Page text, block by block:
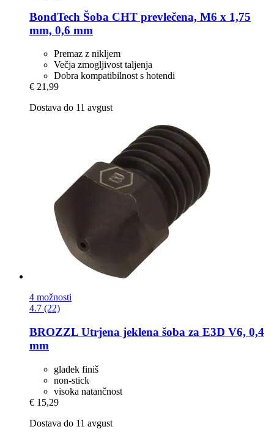
BondTech Šoba CHT prevlečena, M6 x 1,75
mm, 0,6 mm
Premaz z nikljem
Večja zmogljivost taljenja
Dobra kompatibilnost s hotendi
€ 21,99
Dostava do 11 avgust
4 možnosti
4.7 (22)
BROZZL Utrjena jeklena šoba za E3D V6, 0,4
mm
gladek finiš
non-stick
visoka natančnost
€ 15,29
Dostava do 11 avgust